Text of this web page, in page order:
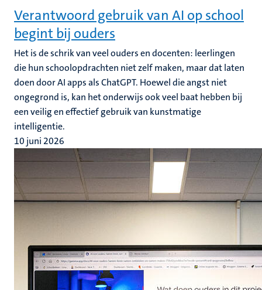
Verantwoord gebruik van AI op school
begint bij ouders
Het is de schrik van veel ouders en docenten: leerlingen
die hun schoolopdrachten niet zelf maken, maar dat laten
doen door AI apps als ChatGPT. Hoewel die angst niet
ongegrond is, kan het onderwijs ook veel baat hebben bij
een veilig en effectief gebruik van kunstmatige
intelligentie.
10 juni 2026